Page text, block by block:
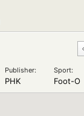
Publisher: Sport:
PHK Foot-O